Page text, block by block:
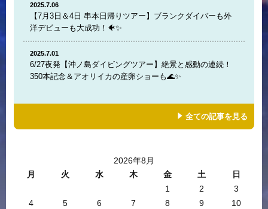
2025.7.06
【7月3日＆4日 串本日帰りツアー】ブランクダイバーも外
洋デビューも大成功！🐠✨
2025.7.01
6/27夜発【沖ノ島ダイビングツアー】絶景と感動の連続！
350本記念＆アオリイカの産卵ショーも🌊✨
全ての記事を見る
2026年8月
月
火 水 木 金 土
日
1
2
3
4
5 6 7 8 9
10